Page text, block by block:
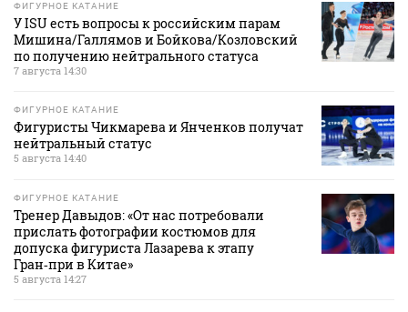
ФИГУРНОЕ КАТАНИЕ
У ISU есть вопросы к российским парам
Мишина/Галлямов и Бойкова/Козловский
по получению нейтрального статуса
7 августа 14:30
ФИГУРНОЕ КАТАНИЕ
Фигуристы Чикмарева и Янченков получат
нейтральный статус
5 августа 14:40
ФИГУРНОЕ КАТАНИЕ
Тренер Давыдов: «От нас потребовали
прислать фотографии костюмов для
допуска фигуриста Лазарева к этапу
Гран‑при в Китае»
5 августа 14:27